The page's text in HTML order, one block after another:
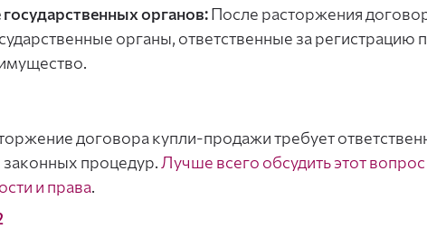
органов:После расторжения
органы, ответственные за регистрацию
договора купли-продажи требует
процедур. Лучше всего обсудить этот
и права.